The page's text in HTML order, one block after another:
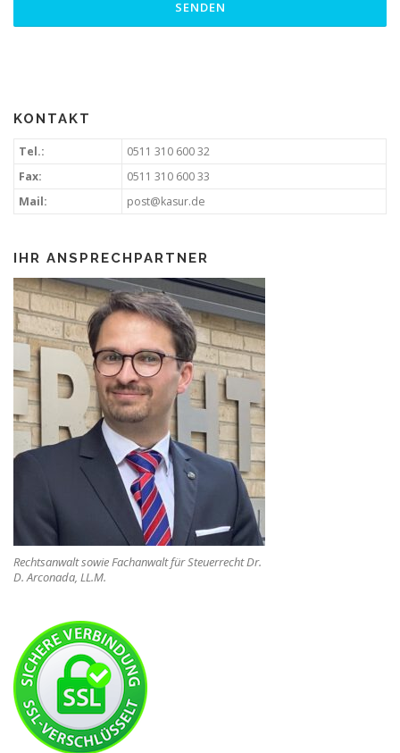
KONTAKT
Tel.:
0511 310 600 32
Fax:
0511 310 600 33
Mail:
post@kasur.de
IHR ANSPRECHPARTNER
Rechtsanwalt sowie Fachanwalt für Steuerrecht Dr.
D. Arconada, LL.M.